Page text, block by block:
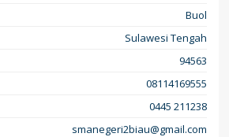
Buol
Sulawesi Tengah
94563
08114169555
0445 211238
smanegeri2biau@gmail.com